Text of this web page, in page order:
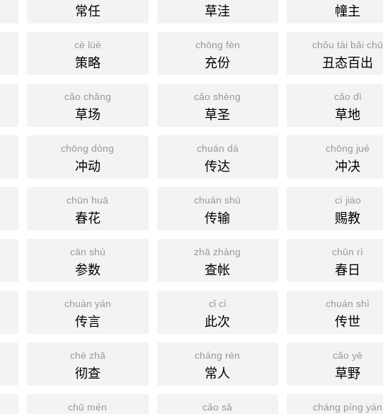
常任 草洼 幢主
cè lüè
策略
chōng fèn
充份
chǒu tài bǎi chū
丑态百出
cǎo chǎng
草场
cǎo shèng
草圣
cǎo dì
草地
chōng dòng
冲动
chuán dá
传达
chōng jué
冲决
chūn huā
春花
chuán shū
传输
cì jiào
赐教
cān shù
参数
zhā zhàng
查帐
chūn rì
春日
chuán yán
传言
cǐ cì
此次
chuán shì
传世
chè zhā
彻查
cháng rén
常人
cǎo yě
草野
chū mén cǎo sǎ cháng píng yán